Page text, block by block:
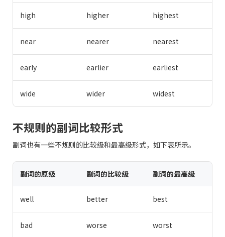
high higher highest
near nearer nearest
early earlier earliest
wide wider widest
不规则的副词比较形式
副词也有一些不规则的比较级和最高级形式，如下表所示。
副词的原级 副词的比较级 副词的最高级
well better best
bad worse worst